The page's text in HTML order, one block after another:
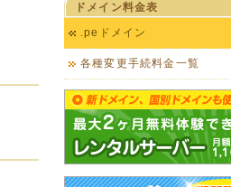
ドメイン料金表
.peドメイン
各種変更手続料金一覧